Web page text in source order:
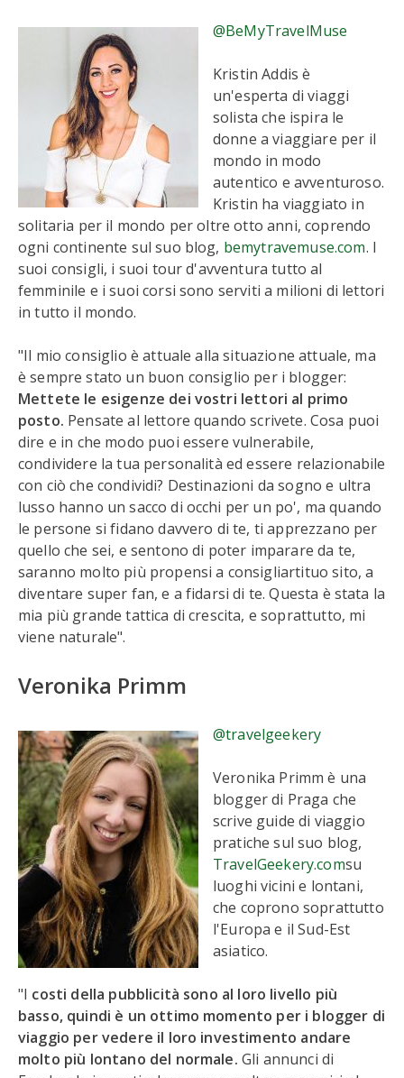
@BeMyTravelMuse
Kristin Addis è
un'esperta di viaggi
solista che ispira le
donne a viaggiare per il
mondo in modo
autentico e avventuroso.
Kristin ha viaggiato in
solitaria per il mondo per oltre otto anni, coprendo
ogni continente sul suo blog, bemytravemuse.com. I
suoi consigli, i suoi tour d'avventura tutto al
femminile e i suoi corsi sono serviti a milioni di lettori
in tutto il mondo.
"Il mio consiglio è attuale alla situazione attuale, ma
è sempre stato un buon consiglio per i blogger:
Mettete le esigenze dei vostri lettori al primo
posto. Pensate al lettore quando scrivete. Cosa puoi
dire e in che modo puoi essere vulnerabile,
condividere la tua personalità ed essere relazionabile
con ciò che condividi? Destinazioni da sogno e ultra
lusso hanno un sacco di occhi per un po', ma quando
le persone si fidano davvero di te, ti apprezzano per
quello che sei, e sentono di poter imparare da te,
saranno molto più propensi a consigliartituo sito, a
diventare super fan, e a fidarsi di te. Questa è stata la
mia più grande tattica di crescita, e soprattutto, mi
viene naturale".
Veronika Primm
@travelgeekery
Veronika Primm è una
blogger di Praga che
scrive guide di viaggio
pratiche sul suo blog,
TravelGeekery.comsu
luoghi vicini e lontani,
che coprono soprattutto
l'Europa e il Sud-Est
asiatico.
"I costi della pubblicità sono al loro livello più
basso, quindi è un ottimo momento per i blogger di
viaggio per vedere il loro investimento andare
molto più lontano del normale. Gli annunci di